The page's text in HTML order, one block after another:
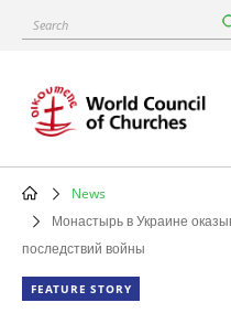
content
Search
Breadcrumb
News
Монастырь в Украине
последствий войны
FEATURE STORY